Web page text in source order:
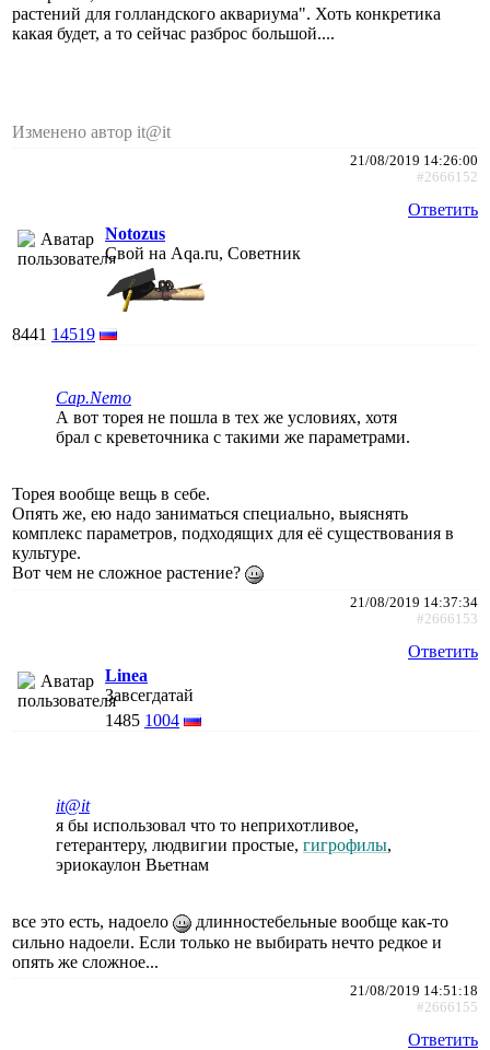
растений для голландского аквариума". Хоть конкретика
какая будет, а то сейчас разброс большой....
Изменено автор it@it
21/08/2019 14:26:00
#2666152
Ответить
Notozus
Свой на Aqa.ru, Советник
8441 14519
Cap.Nemo
А вот торея не пошла в тех же условиях, хотя
брал с креветочника с такими же параметрами.
Торея вообще вещь в себе.
Опять же, ею надо заниматься специально, выяснять
комплекс параметров, подходящих для её существования в
культуре.
Вот чем не сложное растение?
21/08/2019 14:37:34
#2666153
Ответить
Linea
Завсегдатай
1485 1004
it@it
я бы использовал что то неприхотливое,
гетерантеру, людвигии простые, гигрофилы,
эриокаулон Вьетнам
все это есть, надоело
длинностебельные вообще как-то
сильно надоели. Если только не выбирать нечто редкое и
опять же сложное...
21/08/2019 14:51:18
#2666155
Ответить